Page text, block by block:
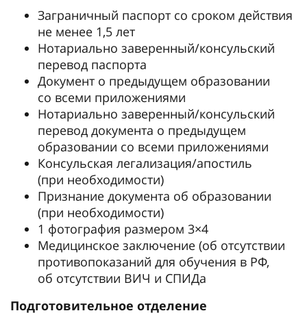
Заграничный паспорт со сроком действия
не менее 1,5 лет
Нотариально заверенный/консульский
перевод паспорта
Документ о предыдущем образовании
со всеми приложениями
Нотариально заверенный/консульский
перевод документа о предыдущем
образовании со всеми приложениями
Консульская легализация/апостиль
(при необходимости)
Признание документа об образовании
(при необходимости)
1 фотография размером 3×4
Медицинское заключение (об отсутствии
противопоказаний для обучения в РФ,
об отсутствии ВИЧ и СПИДа
Подготовительное отделение